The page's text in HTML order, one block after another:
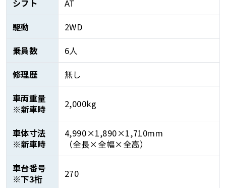
シフト
AT
駆動
2WD
乗員数
6人
修理歴
無し
車両重量
※新車時
2,000kg
車体寸法
※新車時
4,990×1,890×1,710mm
（全長×全幅×全高）
車台番号
※下3桁
270